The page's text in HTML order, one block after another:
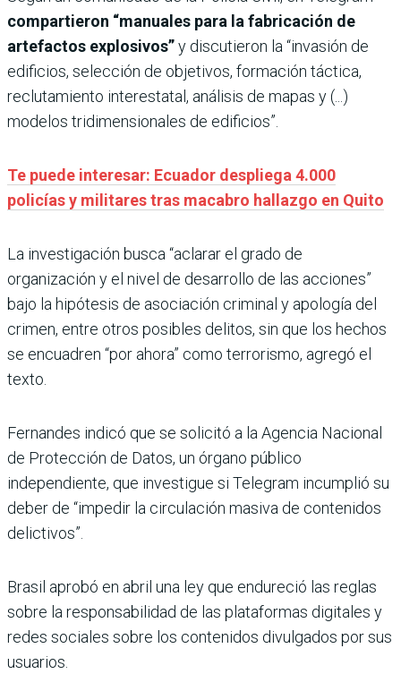
compartieron “manuales para la fabricación de
artefactos explosivos”y discutieron la “invasión de
edificios, selección de objetivos, formación táctica,
reclutamiento interestatal, análisis de mapas y (...)
modelos tridimensionales de edificios”.
Te puede interesar: Ecuador despliega 4.000
policías y militares tras macabro hallazgo en Quito
La investigación busca “aclarar el grado de
organización y el nivel de desarrollo de las acciones”
bajo la hipótesis de asociación criminal y apología del
crimen, entre otros posibles delitos, sin que los hechos
se encuadren “por ahora” como terrorismo, agregó el
texto.
Fernandes indicó que se solicitó a la Agencia Nacional
de Protección de Datos, un órgano público
independiente, que investigue si Telegram incumplió su
deber de “impedir la circulación masiva de contenidos
delictivos”.
Brasil aprobó en abril una ley que endureció las reglas
sobre la responsabilidad de las plataformas digitales y
redes sociales sobre los contenidos divulgados por sus
usuarios.